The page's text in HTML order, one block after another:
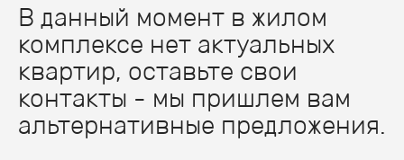
В данный момент в жилом
комплексе нет актуальных
квартир, оставьте свои
контакты - мы пришлем вам
альтернативные предложения.